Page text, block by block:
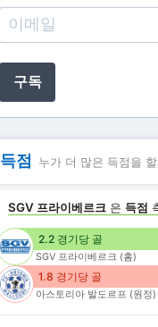
구독
득점 누가 더 많은 득점을
SGV 프라이베르크 은 득점
2.2 경기당 골
SGV 프라이베르크 (홈)
1.8 경기당 골
아스토리아 발도르프 (원정)